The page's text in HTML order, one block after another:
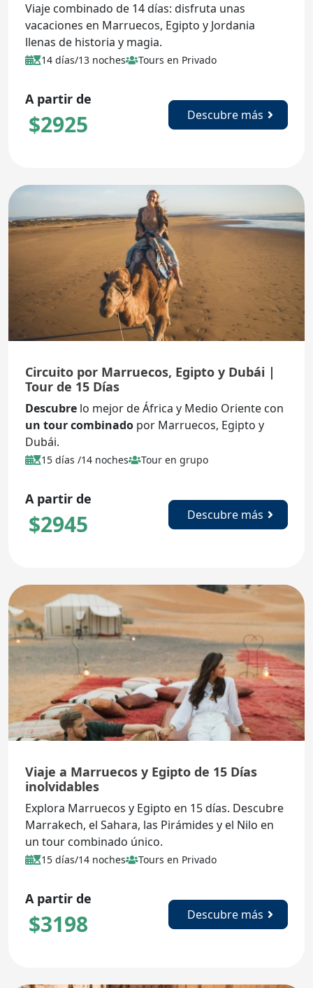
Viaje combinado de 14 días: disfruta unas
vacaciones en Marruecos, Egipto y Jordania
llenas de historia y magia.
14 días/13 noches Tours en Privado
A partir de
$2925 Descubre más
Circuito por Marruecos, Egipto y Dubái |
Tour de 15 Días
Descubre lo mejor de África y Medio Oriente con
un tour combinado por Marruecos, Egipto y
Dubái.
15 días /14 noches Tour en grupo
A partir de
$2945 Descubre más
Viaje a Marruecos y Egipto de 15 Días
inolvidables
Explora Marruecos y Egipto en 15 días. Descubre
Marrakech, el Sahara, las Pirámides y el Nilo en
un tour combinado único.
15 días/14 noches Tours en Privado
A partir de
$3198 Descubre más